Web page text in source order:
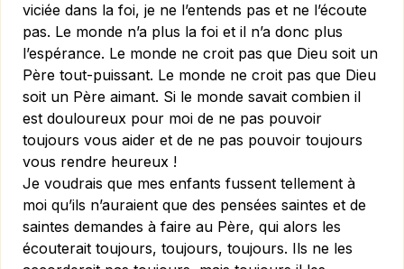
viciée dans la foi, je ne l’entends pas et ne l’écoute
pas. Le monde n’a plus la foi et il n’a donc plus
l’espérance. Le monde ne croit pas que Dieu soit un
Père tout-puissant. Le monde ne croit pas que Dieu
soit un Père aimant. Si le monde savait combien il
est douloureux pour moi de ne pas pouvoir
toujours vous aider et de ne pas pouvoir toujours
vous rendre heureux !
Je voudrais que mes enfants fussent tellement à
moi qu’ils n’auraient que des pensées saintes et de
saintes demandes à faire au Père, qui alors les
écouterait toujours, toujours, toujours. Ils ne les